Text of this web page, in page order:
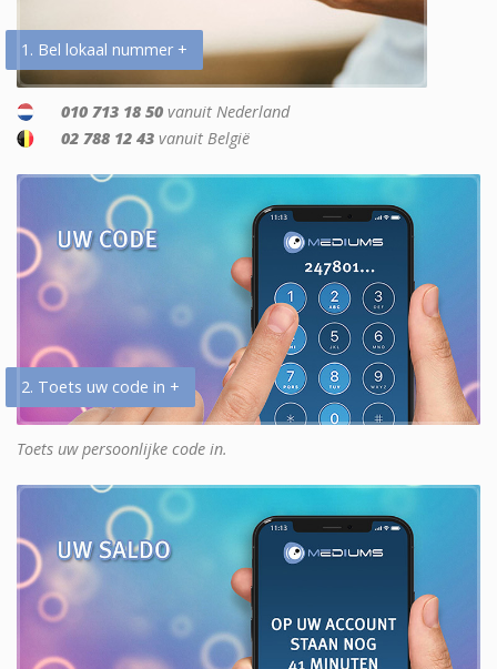
1. Bel lokaal nummer +
010 713 18 50 vanuit Nederland
02 788 12 43 vanuit België
2. Toets uw code in +
Toets uw persoonlijke code in.